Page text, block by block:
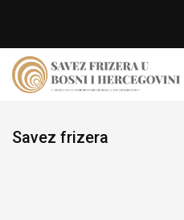
Savez frizera